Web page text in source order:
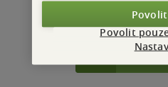
Zobrazit
Přidat
Povolit